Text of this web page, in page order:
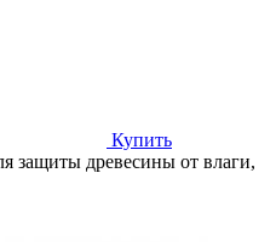
Купить
защиты древесины от влаги,